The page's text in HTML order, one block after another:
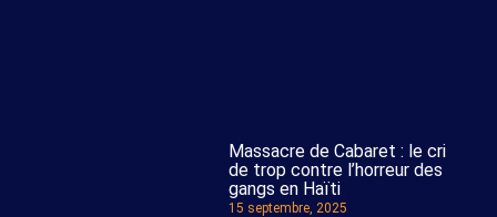
Massacre de Cabaret : le cri
de trop contre l’horreur des
gangs en Haïti
15 septembre, 2025